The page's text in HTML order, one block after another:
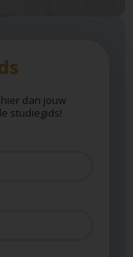
dan jouw
studiegids!